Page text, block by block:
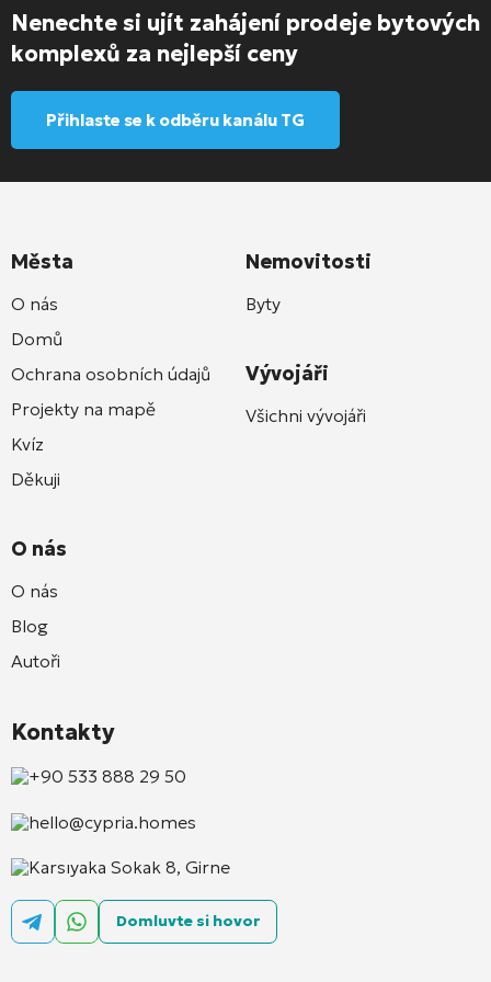
Nenechte si ujít zahájení prodeje bytových
komplexů za nejlepší ceny
Přihlaste se k odběru kanálu TG
Města
O nás
Domů
Ochrana osobních údajů
Projekty na mapě
Kvíz
Děkuji
O nás
O nás
Blog
Autoři
Nemovitosti
Byty
Vývojáři
Všichni vývojáři
Kontakty
+90 533 888 29 50
hello@cypria.homes
Karsıyaka Sokak 8, Girne
Domluvte si hovor